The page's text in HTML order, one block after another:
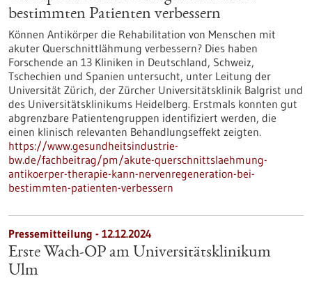
bestimmten Patienten verbessern
Können Antikörper die Rehabilitation von Menschen mit
akuter Querschnittlähmung verbessern? Dies haben
Forschende an 13 Kliniken in Deutschland, Schweiz,
Tschechien und Spanien untersucht, unter Leitung der
Universität Zürich, der Zürcher Universitätsklinik Balgrist und
des Universitätsklinikums Heidelberg. Erstmals konnten gut
abgrenzbare Patientengruppen identifiziert werden, die
einen klinisch relevanten Behandlungseffekt zeigten.
https://www.gesundheitsindustrie-
bw.de/fachbeitrag/pm/akute-querschnittslaehmung-
antikoerper-therapie-kann-nervenregeneration-bei-
bestimmten-patienten-verbessern
Pressemitteilung - 12.12.2024
Erste Wach-​OP am Universitätsklinikum
Ulm